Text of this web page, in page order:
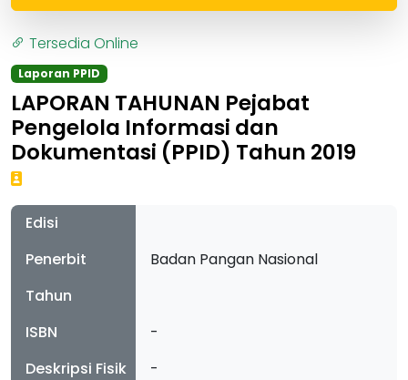
Tersedia Online
Laporan PPID
LAPORAN TAHUNAN Pejabat
Pengelola Informasi dan
Dokumentasi (PPID) Tahun 2019
Edisi
Penerbit
Badan Pangan Nasional
Tahun
ISBN
-
Deskripsi Fisik
-